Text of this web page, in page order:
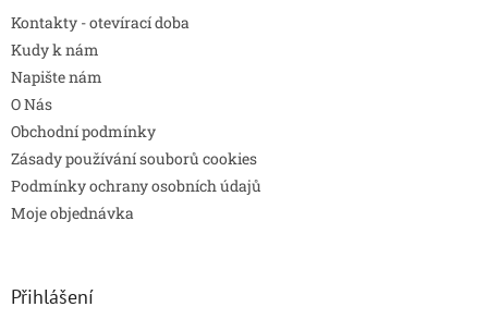
Kontakty - otevírací doba
Kudy k nám
Napište nám
O Nás
Obchodní podmínky
Zásady používání souborů cookies
Podmínky ochrany osobních údajů
Moje objednávka
Přihlášení